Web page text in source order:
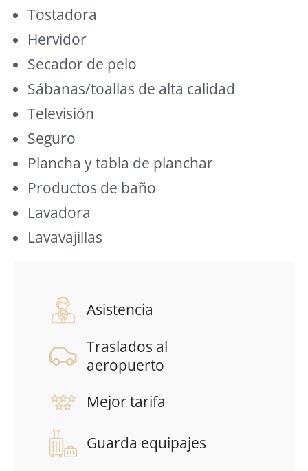
Tostadora
Hervidor
Secador de pelo
Sábanas/toallas de alta calidad
Televisión
Seguro
Plancha y tabla de planchar
Productos de baño
Lavadora
Lavavajillas
Asistencia
Traslados al
aeropuerto
Mejor tarifa
Guarda equipajes